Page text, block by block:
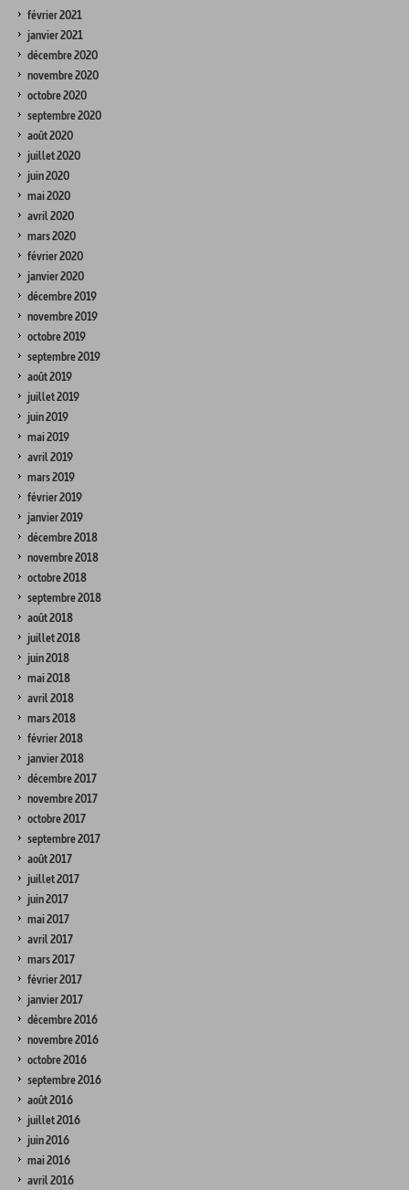
février 2021
janvier 2021
décembre 2020
novembre 2020
octobre 2020
septembre 2020
août 2020
juillet 2020
juin 2020
mai 2020
avril 2020
mars 2020
février 2020
janvier 2020
décembre 2019
novembre 2019
octobre 2019
septembre 2019
août 2019
juillet 2019
juin 2019
mai 2019
avril 2019
mars 2019
février 2019
janvier 2019
décembre 2018
novembre 2018
octobre 2018
septembre 2018
août 2018
juillet 2018
juin 2018
mai 2018
avril 2018
mars 2018
février 2018
janvier 2018
décembre 2017
novembre 2017
octobre 2017
septembre 2017
août 2017
juillet 2017
juin 2017
mai 2017
avril 2017
mars 2017
février 2017
janvier 2017
décembre 2016
novembre 2016
octobre 2016
septembre 2016
août 2016
juillet 2016
juin 2016
mai 2016
avril 2016